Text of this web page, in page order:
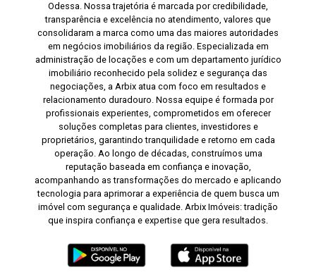
Odessa. Nossa trajetória é marcada por credibilidade,
transparência e excelência no atendimento, valores que
consolidaram a marca como uma das maiores autoridades
em negócios imobiliários da região. Especializada em
administração de locações e com um departamento jurídico
imobiliário reconhecido pela solidez e segurança das
negociações, a Arbix atua com foco em resultados e
relacionamento duradouro. Nossa equipe é formada por
profissionais experientes, comprometidos em oferecer
soluções completas para clientes, investidores e
proprietários, garantindo tranquilidade e retorno em cada
operação. Ao longo de décadas, construímos uma
reputação baseada em confiança e inovação,
acompanhando as transformações do mercado e aplicando
tecnologia para aprimorar a experiência de quem busca um
imóvel com segurança e qualidade. Arbix Imóveis: tradição
que inspira confiança e expertise que gera resultados.